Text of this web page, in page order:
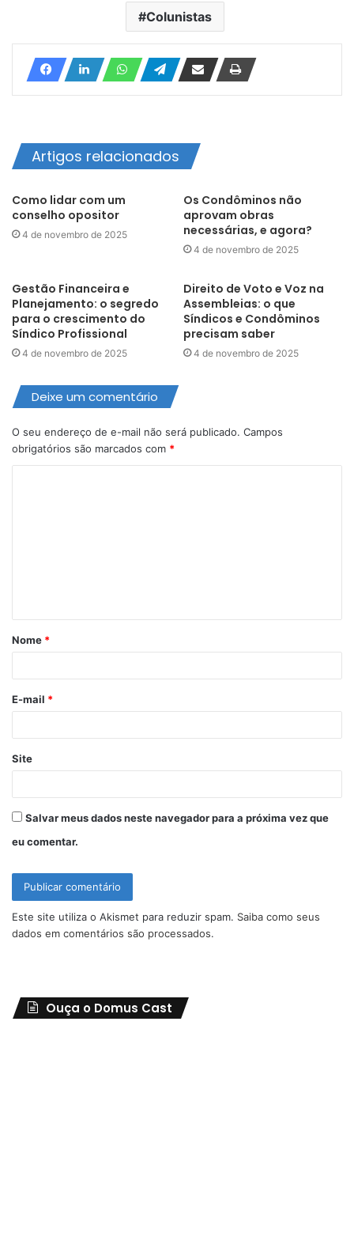
Colunistas
Artigos relacionados
Como lidar com um
conselho opositor
4 de novembro de 2025
Os Condôminos não
aprovam obras
necessárias, e agora?
4 de novembro de 2025
Gestão Financeira e
Planejamento: o segredo
para o crescimento do
Síndico Profissional
4 de novembro de 2025
Direito de Voto e Voz na
Assembleias: o que
Síndicos e Condôminos
precisam saber
4 de novembro de 2025
Deixe um comentário
O seu endereço de e-mail não será publicado. Campos
obrigatórios são marcados com *
á
r
*
Nome *
E-mail *
Site
Salvar meus dados neste navegador para a próxima vez que
eu comentar.
Este site utiliza o Akismet para reduzir spam. Saiba como seus
dados em comentários são processados.
Ouça o Domus Cast